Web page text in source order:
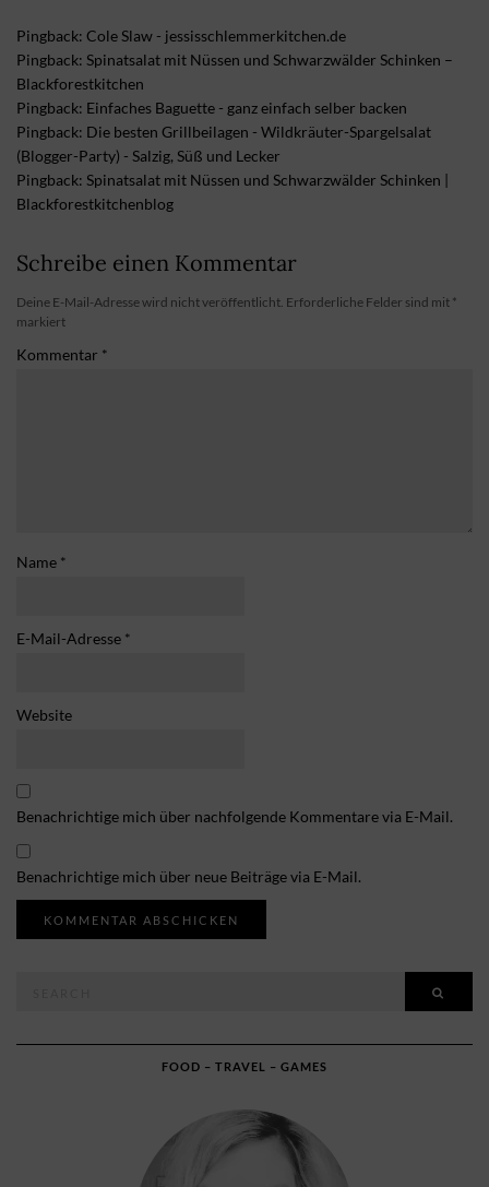
Pingback: Cole Slaw - jessisschlemmerkitchen.de
Pingback: Spinatsalat mit Nüssen und Schwarzwälder Schinken –
Blackforestkitchen
Pingback: Einfaches Baguette - ganz einfach selber backen
Pingback: Die besten Grillbeilagen - Wildkräuter-Spargelsalat
(Blogger-Party) - Salzig, Süß und Lecker
Pingback: Spinatsalat mit Nüssen und Schwarzwälder Schinken |
Blackforestkitchenblog
Schreibe einen Kommentar
Deine E-Mail-Adresse wird nicht veröffentlicht. Erforderliche Felder sind mit *
markiert
Kommentar *
Name *
E-Mail-Adresse *
Website
Benachrichtige mich über nachfolgende Kommentare via E-Mail.
Benachrichtige mich über neue Beiträge via E-Mail.
FOOD – TRAVEL – GAMES